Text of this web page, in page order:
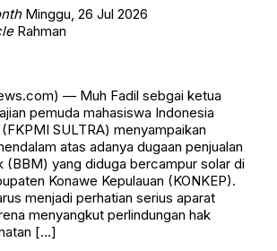
Minggu, 26 Jul 2026
Rahman
— Muh Fadil sebgai ketua
pemuda mahasiswa Indonesia
SULTRA) menyampaikan
atas adanya dugaan penjualan
(BBM) yang diduga bercampur solar di
Konawe Kepulauan (KONKEP).
menjadi perhatian serius aparat
menyangkut perlindungan hak
[…]